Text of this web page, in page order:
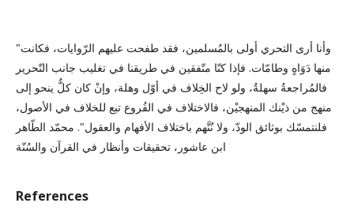
"وأنا أرى التحري أولى بالمُسلمين، فقد طفحت عليهم الرّوايات، فكانت
منها دَوَاهٍ وطامّات. فإذا كنّا متّفقين في طريقنا في تغليب جانب التّحرير
فالمُراجعةُ سهلةٌ، ولو لاح الخِلاف في أوّل وهلة، وإنْ كان كلٌّ ينحو إلى
منهج من ذيْنك المنهجيْن، فالاختلاف في الفُروع تبع للخلاف في الأصول،
فلنتمسّك بوثائق الودّ، ولا نُتَّهم باختلاف الأفهام والعقول". محمّد الطّاهر
ابن عاشور، تحقيقات وأنظار في القرآن والسُنّة
References